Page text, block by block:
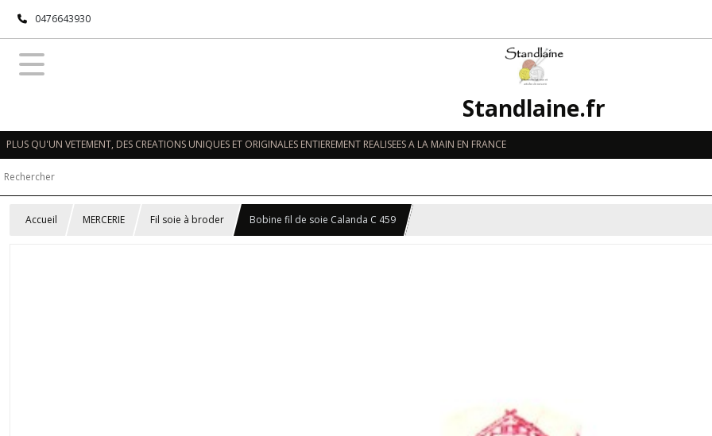
0476643930
Standlaine.fr
PLUS QU'UN VETEMENT, DES CREATIONS UNIQUES ET ORIGINALES ENTIEREMENT REALISEES A LA MAIN EN FRANCE
Accueil MERCERIE Fil soie à broder Bobine fil de soie Calanda C 459